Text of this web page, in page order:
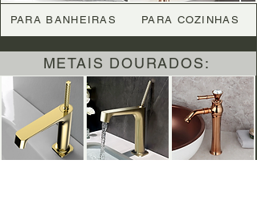
PARA BANHEIRAS PARA COZINHAS
METAIS DOURADOS: